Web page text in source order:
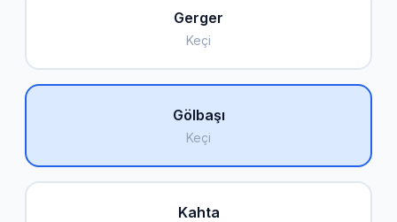
Gerger
Keçi
Gölbaşı
Keçi
Kahta